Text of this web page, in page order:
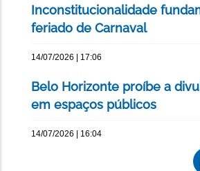
Inconstitucionalidade
feriado de Carnaval
14/07/2026 | 17:06
Belo Horizonte proíbe a
em espaços públicos
14/07/2026 | 16:04